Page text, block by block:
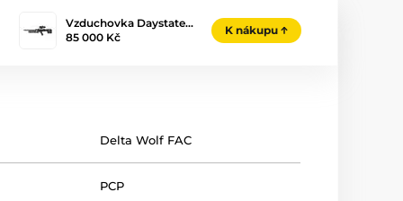
Vzduchovka Daystate…
85 000 Kč
K nákupu
Delta Wolf FAC
PCP